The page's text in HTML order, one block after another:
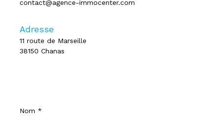
contact@agence-immocenter.com
Adresse
11 route de Marseille
38150 Chanas
*